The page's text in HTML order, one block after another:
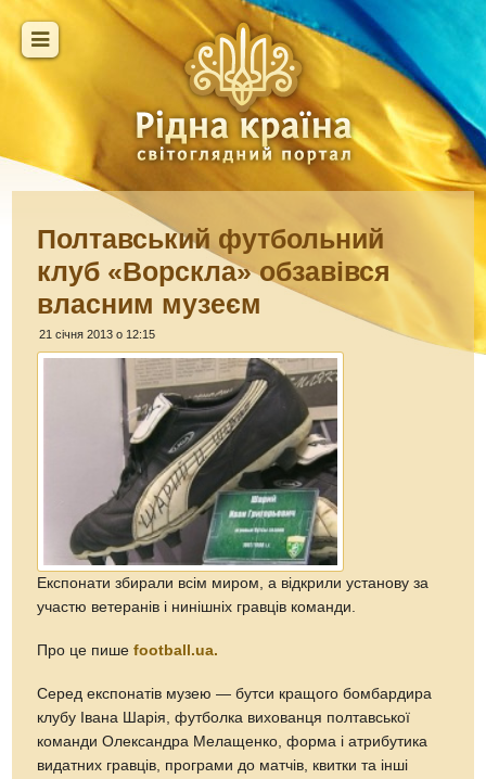
Полтавський футбольний
клуб «Ворскла» обзавівся
власним музеєм
21 січня 2013 о 12:15
Експонати збирали всім миром, а відкрили установу за
участю ветеранів і нинішніх гравців команди.
Про це пишеfootball.ua.
Серед експонатів музею — бутси кращого бомбардира
клубу Івана Шарія, футболка вихованця полтавської
команди Олександра Мелащенко, форма і атрибутика
видатних гравців, програми до матчів, квитки та інші